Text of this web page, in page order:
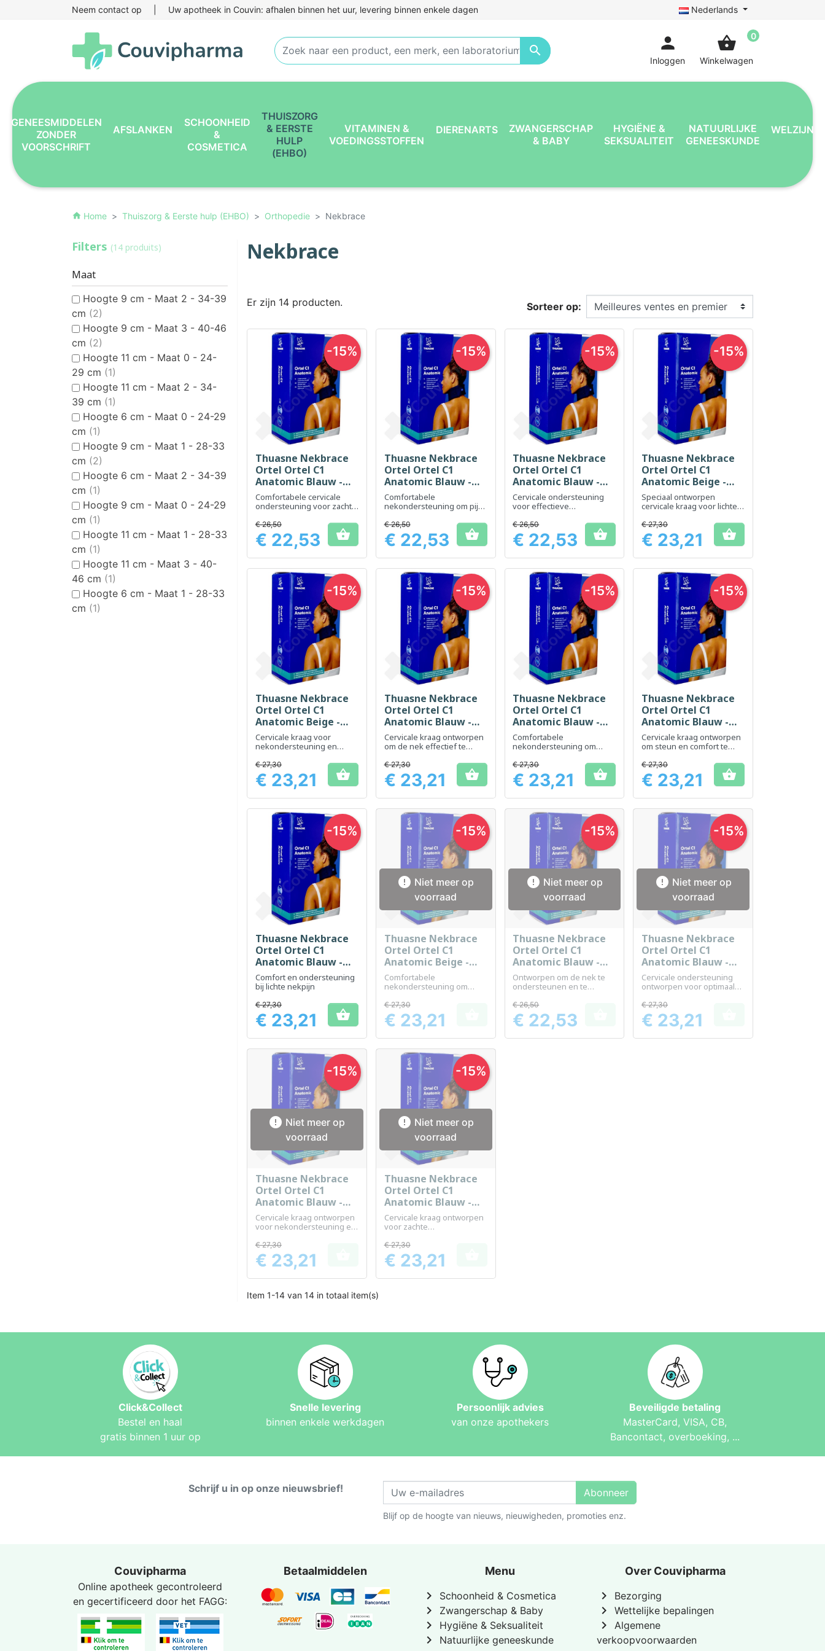
Neem contact op Uw apotheek in Couvin: afhalen binnen het uur, levering binnen enkele dagen Nederlands
 person
Inloggen
shopping_basket 0
Winkelwagen
GENEESMIDDELEN
ZONDER
VOORSCHRIFT
AFSLANKEN
SCHOONHEID
&
COSMETICA
THUISZORG
& EERSTE
HULP
(EHBO)
VITAMINEN &
VOEDINGSSTOFFEN
DIERENARTS
ZWANGERSCHAP
& BABY
HYGIËNE &
SEKSUALITEIT
NATUURLIJKE
GENEESKUNDE
WELZIJN
home Home Thuiszorg & Eerste hulp (EHBO) Orthopedie Nekbrace
Filters (14 produits)
Maat
Hoogte 9 cm - Maat 2 - 34-39
cm (2)
Hoogte 9 cm - Maat 3 - 40-46
cm (2)
Hoogte 11 cm - Maat 0 - 24-
29 cm (1)
Hoogte 11 cm - Maat 2 - 34-
39 cm (1)
Hoogte 6 cm - Maat 0 - 24-29
cm (1)
Hoogte 9 cm - Maat 1 - 28-33
cm (2)
Hoogte 6 cm - Maat 2 - 34-39
cm (1)
Hoogte 9 cm - Maat 0 - 24-29
cm (1)
Hoogte 11 cm - Maat 1 - 28-33
cm (1)
Hoogte 11 cm - Maat 3 - 40-
46 cm (1)
Hoogte 6 cm - Maat 1 - 28-33
cm (1)
Nekbrace
Er zijn 14 producten. Sorteer op:
Snel bekijken
Thuasne Nekbrace
Ortel Ortel C1
Anatomic Blauw -
Hoogte 9 cm - Maat
1
Comfortabele cervicale
ondersteuning voor zachte
Prijs
€ 26,50
€ 22,53 
-15%
Snel bekijken
Thuasne Nekbrace
Ortel Ortel C1
Anatomic Blauw -
Hoogte 9 cm - Maat
2
Comfortabele
nekondersteuning om pijn
nekhouding te verbeteren
Prijs
€ 26,50
€ 22,53 
-15%
Snel bekijken
Thuasne Nekbrace
Ortel Ortel C1
Anatomic Blauw -
Hoogte 9 cm - Maat
3
Cervicale ondersteuning
voor effectieve
Prijs
€ 26,50
€ 22,53 
-15%
Snel bekijken
Thuasne Nekbrace
Ortel Ortel C1
Anatomic Beige -
Hoogte 9 cm - Maat
1
Speciaal ontworpen
cervicale kraag voor lichte
Prijs
€ 27,30
€ 23,21 
-15%
Snel bekijken
Thuasne Nekbrace
Ortel Ortel C1
Anatomic Beige -
Hoogte 9 cm - Maat
2
Cervicale kraag voor
nekondersteuning en
Prijs
€ 27,30
€ 23,21 
-15%
Snel bekijken
Thuasne Nekbrace
Ortel Ortel C1
Anatomic Blauw -
Hoogte 11 cm - Maat
2
Cervicale kraag ontworpen
om de nek effectief te
te verminderen
Prijs
€ 27,30
€ 23,21 
-15%
Snel bekijken
Thuasne Nekbrace
Ortel Ortel C1
Anatomic Blauw -
Hoogte 11 cm - Maat
3
Comfortabele
nekondersteuning om
Prijs
€ 27,30
€ 23,21 
-15%
Snel bekijken
Thuasne Nekbrace
Ortel Ortel C1
Anatomic Blauw -
Hoogte 6 cm - Maat
1
Cervicale kraag ontworpen
om steun en comfort te
Prijs
€ 27,30
€ 23,21 
-15%
Snel bekijken
Thuasne Nekbrace
Ortel Ortel C1
Anatomic Blauw -
Hoogte 6 cm - Maat
2
Comfort en ondersteuning
bij lichte nekpijn
Prijs
€ 27,30
€ 23,21 
-15%
 Niet meer op
voorraad
Snel bekijken
Thuasne Nekbrace
Ortel Ortel C1
Anatomic Beige -
Hoogte 9 cm - Maat
3
Comfortabele
nekondersteuning om
Prijs
€ 27,30
€ 23,21
-15%
 Niet meer op
voorraad
Snel bekijken
Thuasne Nekbrace
Ortel Ortel C1
Anatomic Blauw -
Hoogte 9 cm - Maat
0
Ontworpen om de nek te
ondersteunen en te
Prijs
€ 26,50
€ 22,53
-15%
 Niet meer op
voorraad
Snel bekijken
Thuasne Nekbrace
Ortel Ortel C1
Anatomic Blauw -
Hoogte 11 cm - Maat
0
Cervicale ondersteuning
ontworpen voor optimaal
ondersteuning
Prijs
€ 27,30
€ 23,21
-15%
 Niet meer op
voorraad
Snel bekijken
Thuasne Nekbrace
Ortel Ortel C1
Anatomic Blauw -
Hoogte 11 cm - Maat
1
Cervicale kraag ontworpen
voor nekondersteuning en
Prijs
€ 27,30
€ 23,21
-15%
 Niet meer op
voorraad
Snel bekijken
Thuasne Nekbrace
Ortel Ortel C1
Anatomic Blauw -
Hoogte 6 cm - Maat
0
Cervicale kraag ontworpen
voor zachte
Prijs
€ 27,30
€ 23,21
-15%
Item 1-14 van 14 in totaal item(s)
Click&Collect
Bestel en haal
gratis binnen 1 uur op
Snelle levering
binnen enkele werkdagen
Persoonlijk advies
van onze apothekers
Beveiligde betaling
MasterCard, VISA, CB,
Bancontact, overboeking, ...
Schrijf u in op onze nieuwsbrief! Abonneer
Blijf op de hoogte van nieuws, nieuwigheden, promoties enz.
Couvipharma
Online apotheek gecontroleerd
en gecertificeerd door het FAGG:
Betaalmiddelen Menu
chevron_right Schoonheid & Cosmetica
chevron_right Zwangerschap & Baby
chevron_right Hygiëne & Seksualiteit
chevron_right Natuurlijke geneeskunde
Over Couvipharma
chevron_right Bezorging
chevron_right Wettelijke bepalingen
chevron_right
Algemene
verkoopvoorwaarden